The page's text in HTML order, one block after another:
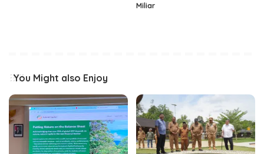
Miliar
You Might also Enjoy